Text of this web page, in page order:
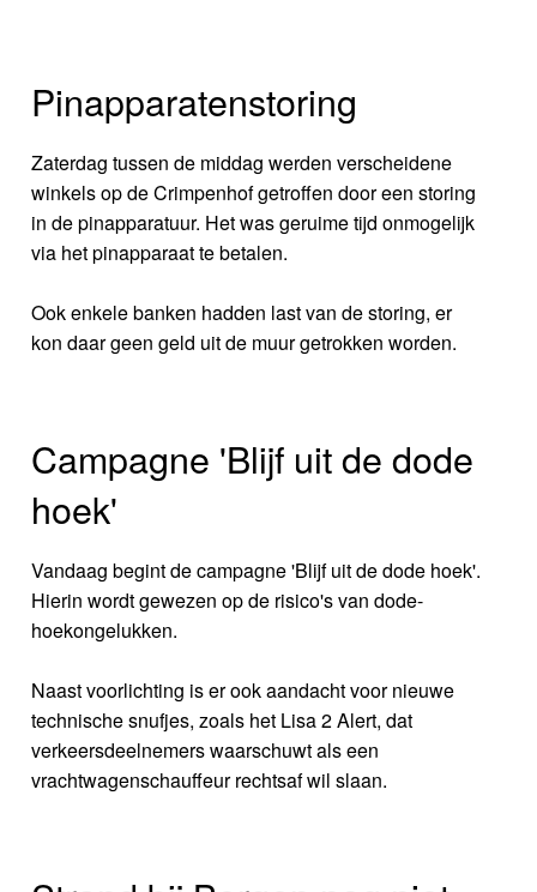
Pinapparatenstoring
Zaterdag tussen de middag werden verscheidene
winkels op de Crimpenhof getroffen door een storing
in de pinapparatuur. Het was geruime tijd onmogelijk
via het pinapparaat te betalen.
Ook enkele banken hadden last van de storing, er
kon daar geen geld uit de muur getrokken worden.
Campagne 'Blijf uit de dode
hoek'
Vandaag begint de campagne 'Blijf uit de dode hoek'.
Hierin wordt gewezen op de risico's van dode-
hoekongelukken.
Naast voorlichting is er ook aandacht voor nieuwe
technische snufjes, zoals het Lisa 2 Alert, dat
verkeersdeelnemers waarschuwt als een
vrachtwagenschauffeur rechtsaf wil slaan.